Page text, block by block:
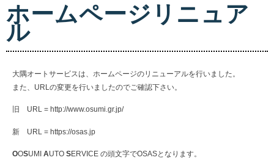
ホームページリニュア
ル
大隅オートサービスは、ホームページのリニューアルを行いました。
また、URLの変更を行いましたのでご確認下さい。
旧 URL = http://www.osumi.gr.jp/
新 URL = https://osas.jp
OOSUMI AUTO SERVICE の頭文字でOSASとなります。